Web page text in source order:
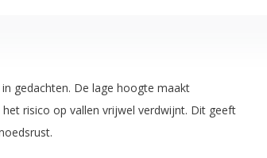
gedachten. De lage hoogte maakt
risico op vallen vrijwel verdwijnt. Dit geeft